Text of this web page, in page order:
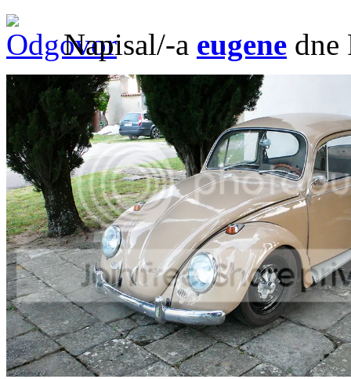
Napisal/-a eugene dne